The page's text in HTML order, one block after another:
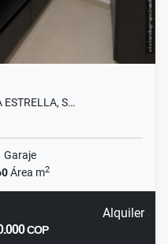
ESTRELLA, S…
Garaje
Área m2
Alquiler
COP